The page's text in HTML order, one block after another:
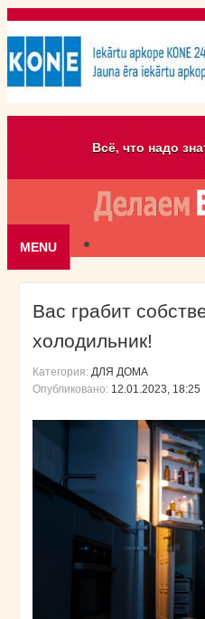
Всё, что надо
MENU
Вас грабит
холодильник!
Категория: ДЛЯ ДОМА
Опубликовано: 12.01.2023, 18:25